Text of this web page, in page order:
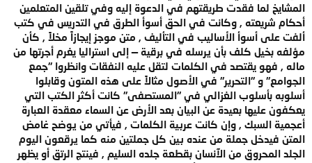
المشايخ لما فقدت طريقتهم في الدعوة إليه وفي تلقين المتعلمين
أحكام شريعته , وكانت في الحق أسوأ الطرق في التدريس في كتب
ألفت على أسوأ الأساليب في التأليف , متن موجز إيجازاً مخلاً , كأن
مؤلفه بخيل كلف بأن يرسله في برقية — إلى استراليا يغرم أجرتها من
ماله , فهو يقتصد في الكلمات لتقل عليه النفقات وانظروا "جمع
الجوامع" و "التحرير" في الأصول مثالاً على هذه المتون وقابلوا
أسلوبه بأسلوب الغزالي في "المستصفى" كانت أكثر الكتب التي
يعكفون عليها بعيدة عن البيان بعد الأرض عن السماء معقدة العبارة
أعجمية السبك , وإن كانت عربية الكلمات , فيأتي من يوضح غامض
المتن فيدخل جملة من عنده بين كل جملتين منه كما يرقعون اليوم
الجلد المحروق من الآنسان بقطعة جلده السليم , فينتج الرتق أو يظهر